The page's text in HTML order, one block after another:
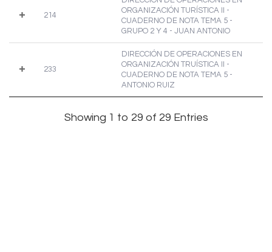
214
ORGANIZACIÓN TURÍSTICA II -
CUADERNO DE NOTA TEMA 5 -
GRUPO 2 Y 4 - JUAN ANTONIO
233
DIRECCIÓN DE OPERACIONES EN
ORGANIZACIÓN TRUÍSTICA II -
CUADERNO DE NOTA TEMA 5 -
ANTONIO RUIZ
Showing 1 to 29 of 29 Entries